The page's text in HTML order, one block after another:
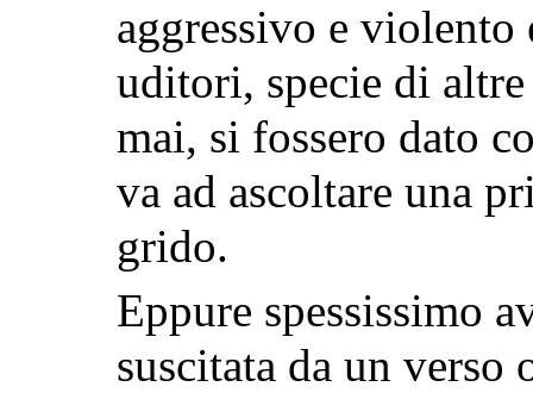
aggressivo e
uditori, specie di
mai, si fossero dato
va ad ascoltare una
grido.
Eppure spessissimo
suscitata da un